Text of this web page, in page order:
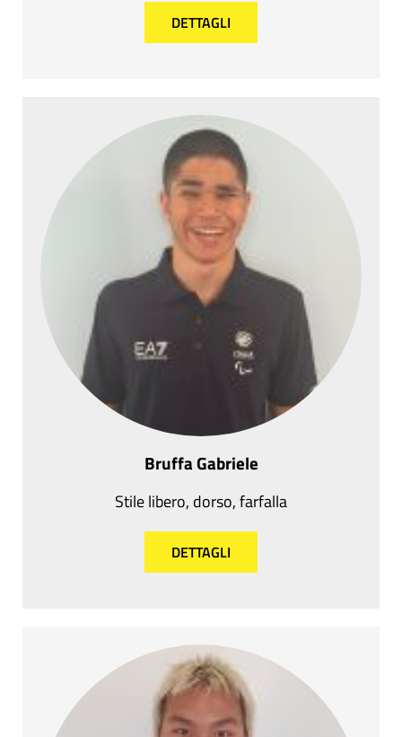
DETTAGLI
Bruffa Gabriele
Stile libero, dorso, farfalla
DETTAGLI